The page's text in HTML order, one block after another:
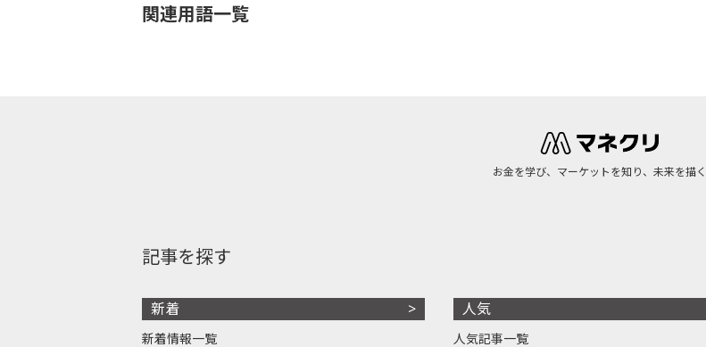
関連用語一覧
お金を学び、マーケットを知り、未来を描く
記事を探す
新着
新着情報一覧
人気
人気記事一覧